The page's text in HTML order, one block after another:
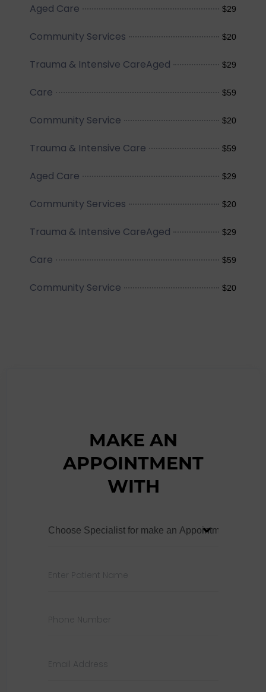
Aged Care $29
Community Services $20
Trauma & Intensive CareAged $29
Care $59
Community Service $20
Trauma & Intensive Care $59
Aged Care $29
Community Services $20
Trauma & Intensive CareAged $29
Care $59
Community Service $20
MAKE AN
APPOINTMENT
WITH